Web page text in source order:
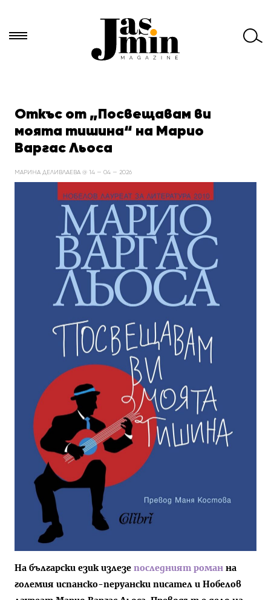
за:Откъс от „Посвещавам ви
моята тишина“ на Марио
Варгас Льоса
МАРИНА ДЕЛИВЛАЕВА @ 14 — 04 — 2026
На български език излезе последният роман на
големия испанско-перуански писател и Нобелов